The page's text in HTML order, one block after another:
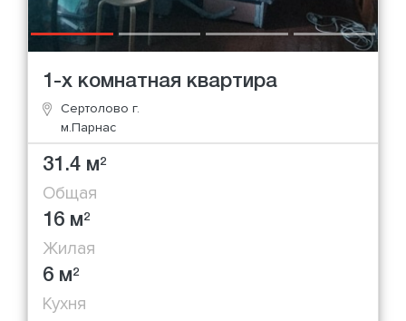
1-х комнатная квартира
Сертолово г.
м.Парнас
31.4 м2
Общая
16 м2
Жилая
6 м2
Кухня